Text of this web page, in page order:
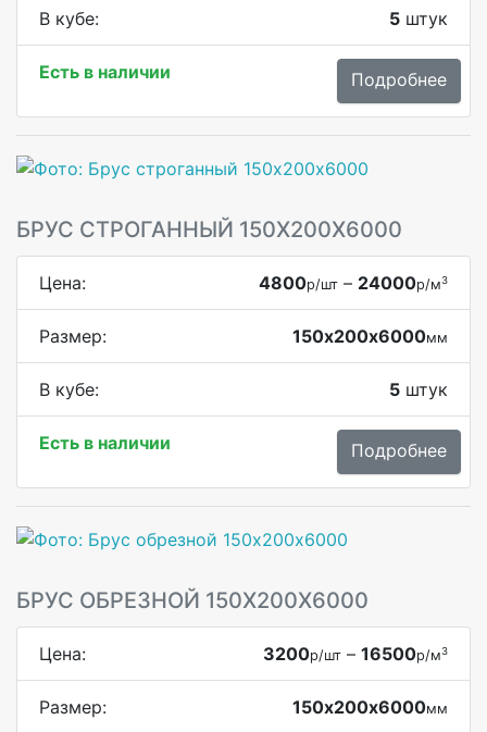
В кубе: 5 штук
Есть в наличии Подробнее
БРУС СТРОГАННЫЙ 150Х200Х6000
Цена: 4800р/шт – 24000р/м3
Размер: 150х200х6000мм
В кубе: 5 штук
Есть в наличии Подробнее
БРУС ОБРЕЗНОЙ 150Х200Х6000
Цена: 3200р/шт – 16500р/м3
Размер: 150х200х6000мм